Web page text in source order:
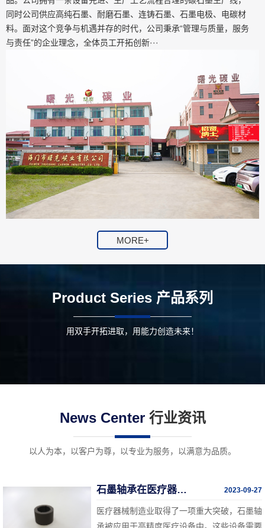
同时公司供应高纯石墨、耐磨石墨、连铸石墨、石墨电极、电碳材
料。面对这个竞争与机遇并存的时代，公司秉承“管理与质量，服务
与责任”的企业理念，全体员工开拓创新···
MORE+
Product Series 产品系列
用双手开拓进取，用能力创造未来！
News Center 行业资讯
以人为本，以客户为尊，以专业为服务，以满意为品质。
石墨轴承在医疗器械中的突破 2023-09-27
医疗器械制造业取得了一项重大突破，石墨轴
承被应用于高精度医疗设备中。这些设备需要